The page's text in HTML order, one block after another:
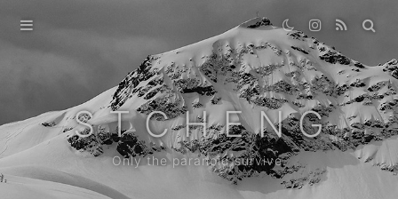
Home
DestinationS T C H E N G
Only the paranoid survive.